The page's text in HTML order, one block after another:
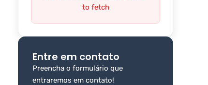
to fetch
Entre em contato
Preencha o formulário que
entraremos em contato!